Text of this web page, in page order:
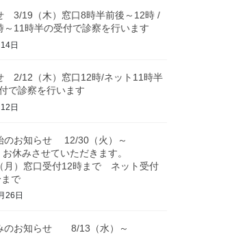
3/19（木）窓口8時半前後～12時 /
～11時半の受付で診察を行います
日
2/12（木）窓口12時/ネット11時半
で診察を行います
日
のお知らせ 12/30（火）～
お休みさせていただきます。
月）窓口受付12時まで ネット受付
で
26日
のお知らせ 8/13（水）～